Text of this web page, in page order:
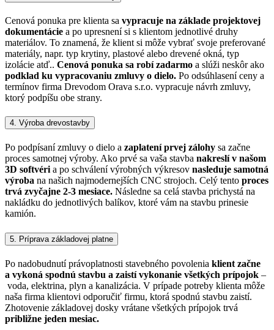
Cenová ponuka pre klienta sa vypracuje na základe projektovej
dokumentácie a po upresnení si s klientom jednotlivé druhy
materiálov. To znamená, že klient si môže vybrať svoje preferované
materiály, napr. typ krytiny, plastové alebo drevené okná, typ
izolácie atď.. Cenová ponuka sa robí zadarmo a slúži neskôr ako
podklad ku vypracovaniu zmluvy o dielo. Po odsúhlasení ceny a
termínov firma Drevodom Orava s.r.o. vypracuje návrh zmluvy,
ktorý podpíšu obe strany.
4. Výroba drevostavby
Po podpísaní zmluvy o dielo a zaplatení prvej zálohy sa začne
proces samotnej výroby. Ako prvé sa vaša stavba nakreslí v našom
3D softvéria po schválení výrobných výkresov nasleduje samotná
výroba na našich najmodernejších CNC strojoch. Celý tento proces
trvá zvyčajne 2-3 mesiace. Následne sa celá stavba prichystá na
nakládku do jednotlivých balíkov, ktoré vám na stavbu prinesie
kamión.
5. Príprava základovej platne
Po nadobudnutí právoplatnosti stavebného povolenia klient začne
a vykoná spodnú stavbu a zaistí vykonanie všetkých prípojok –
voda, elektrina, plyn a kanalizácia. V prípade potreby klienta môže
naša firma klientovi odporučiť firmu, ktorá spodnú stavbu zaistí.
Zhotovenie základovej dosky vrátane všetkých prípojok trvá
približne jeden mesiac.